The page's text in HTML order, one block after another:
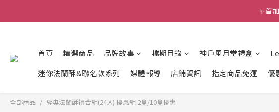
✨首
首頁 精選商品 品牌故事 檔期目錄 神戶風月堂禮盒
迷你法蘭酥&聯名款系列
媒體報導 店鋪資訊 指定商品免運 優
全部商品 經典法蘭酥禮合組(24入) 優惠組 2盒/10盒優惠